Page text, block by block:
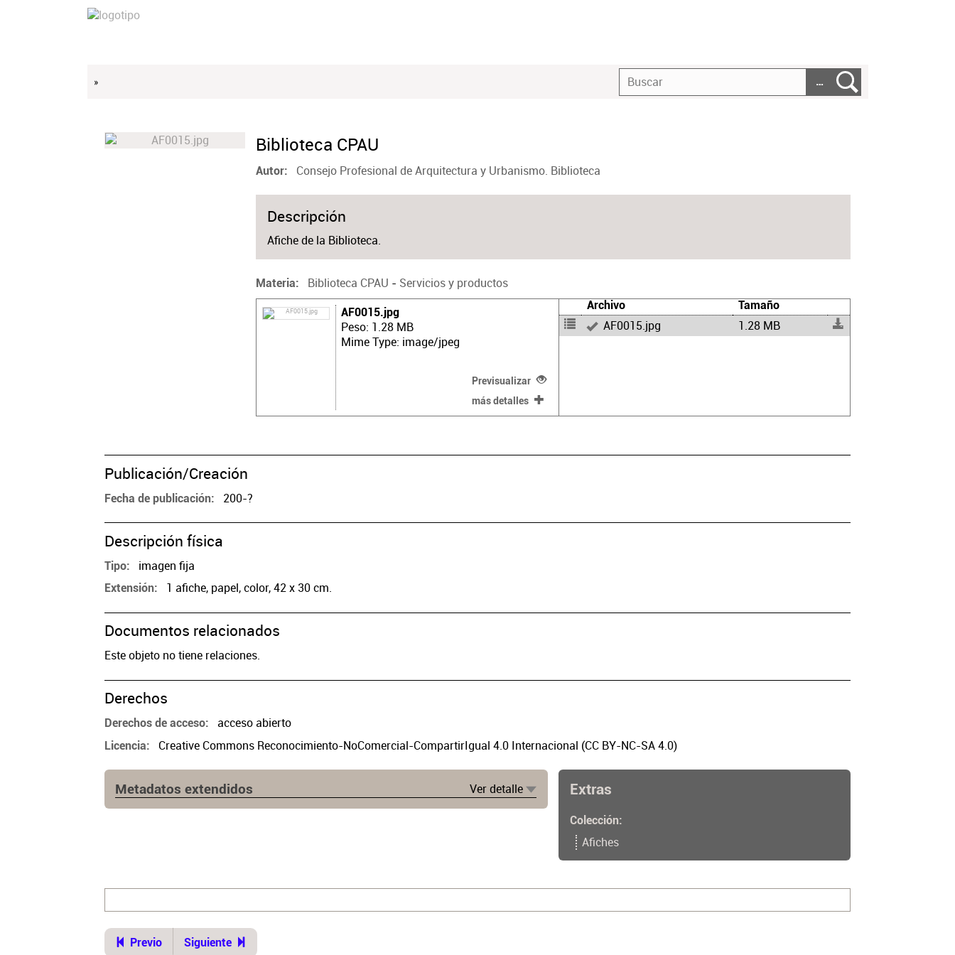
» …
Biblioteca CPAU
Autor Consejo Profesional de Arquitectura y Urbanismo. Biblioteca
Descripción
Afiche de la Biblioteca.
Materia Biblioteca CPAU - Servicios y productos
AF0015.jpg
Peso: 1.28 MB
Mime Type: image/jpeg
Previsualizar
más detalles
Archivo Tamaño
AF0015.jpg 1.28 MB
Publicación/Creación
Fecha de publicación 200-?
Descripción física
Tipo imagen fija
Extensión 1 afiche, papel, color, 42 x 30 cm.
Documentos relacionados
Este objeto no tiene relaciones.
Derechos
Derechos de acceso acceso abierto
Licencia Creative Commons Reconocimiento-NoComercial-CompartirIgual 4.0 Internacional (CC BY-NC-SA 4.0)
Metadatos extendidos Ver detalle Extras
Colección
Afiches
Previo Siguiente